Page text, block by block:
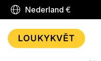
Nederland €